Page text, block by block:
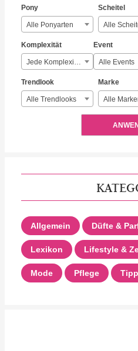
Pony
Alle Ponyarten
Scheitel
Komplexität
Jede Komplexität
Event
Alle Events
Trendlook
Alle Trendlooks
Marke
Alle
Allgemein Düfte &
Lexikon Lifestyle &
Mode Pflege